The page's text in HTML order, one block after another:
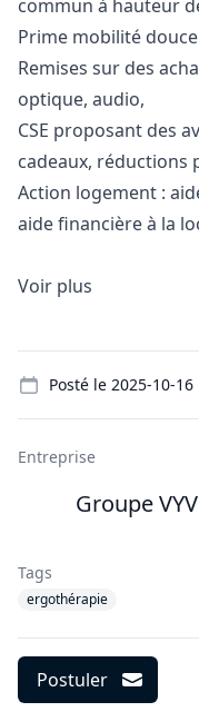
commun à hauteur
Prime mobilité
Remises sur des
optique, audio,
CSE proposant des
cadeaux, réductions
Action logement :
aide financière à la
Voir plus
Posté le 2025-10-16
Entreprise
Groupe VYV
Tags
ergothérapie
Postuler